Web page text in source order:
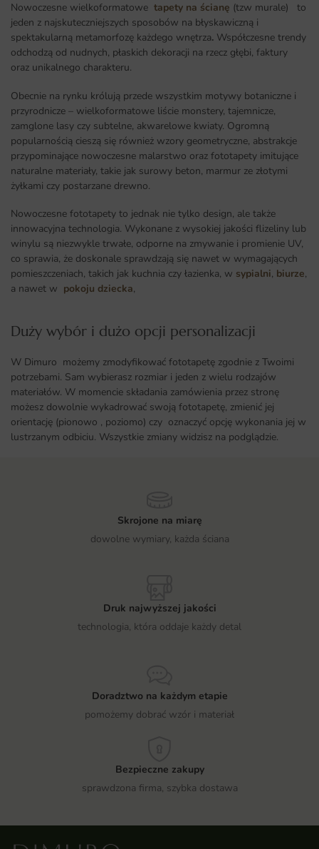
Nowoczesne wielkoformatowe tapety na ścianę (tzw murale) to
jeden z najskuteczniejszych sposobów na błyskawiczną i
spektakularną metamorfozę każdego wnętrza. Współczesne trendy
odchodzą od nudnych, płaskich dekoracji na rzecz głębi, faktury
oraz unikalnego charakteru.
Obecnie na rynku królują przede wszystkim motywy botaniczne i
przyrodnicze – wielkoformatowe liście monstery, tajemnicze,
zamglone lasy czy subtelne, akwarelowe kwiaty. Ogromną
popularnością cieszą się również wzory geometryczne, abstrakcje
przypominające nowoczesne malarstwo oraz fototapety imitujące
naturalne materiały, takie jak surowy beton, marmur ze złotymi
żyłkami czy postarzane drewno.
Nowoczesne fototapety to jednak nie tylko design, ale także
innowacyjna technologia. Wykonane z wysokiej jakości flizeliny lub
winylu są niezwykle trwałe, odporne na zmywanie i promienie UV,
co sprawia, że doskonale sprawdzają się nawet w wymagających
pomieszczeniach, takich jak kuchnia czy łazienka, w sypialni, biurze,
a nawet w pokoju dziecka,
Duży wybór i dużo opcji personalizacji ​
W Dimuro możemy zmodyfikować fototapetę zgodnie z Twoimi
potrzebami. Sam wybierasz rozmiar i jeden z wielu rodzajów
materiałów. W momencie składania zamówienia przez stronę
możesz dowolnie wykadrować swoją fototapetę, zmienić jej
orientację (pionowo , poziomo) czy oznaczyć opcję wykonania jej w
lustrzanym odbiciu. Wszystkie zmiany widzisz na podglądzie.
Skrojone na miarę
dowolne wymiary, każda ściana
Druk najwyższej jakości
technologia, która oddaje każdy detal
Doradztwo na każdym etapie
pomożemy dobrać wzór i materiał
Bezpieczne zakupy
sprawdzona firma, szybka dostawa